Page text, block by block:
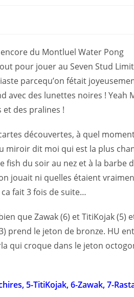
du Montluel Water Pong
pour jouer au Seven Stud Limit
parcequ’on fétait
des lunettes noires ! Yeah
et des pralines !
découvertes, à quel
miroir dit moi qui est la plus
fish du soir au nez et à la barbe
jouait ni quelles étaient
fait 3 fois de suite…
que Zawak (6) et TitiKojak (5)
prend le jeton de bronze. HU
qui croque dans le jeton
5-TitiKojak, 6-Zawak, 7-